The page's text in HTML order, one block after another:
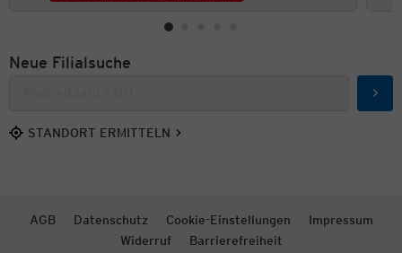
Neue Filialsuche
STANDORT ERMITTELN
AGB Datenschutz Cookie-Einstellungen
Impressum
Widerruf
Barrierefreiheit